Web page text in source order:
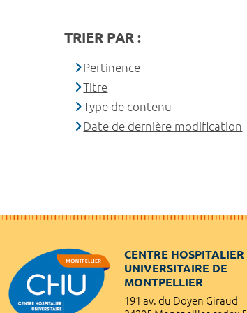
TRIER PAR :
Pertinence
Titre
Type de contenu
Date de dernière modification
CENTRE HOSPITALIER
UNIVERSITAIRE DE
MONTPELLIER
191 av. du Doyen Giraud